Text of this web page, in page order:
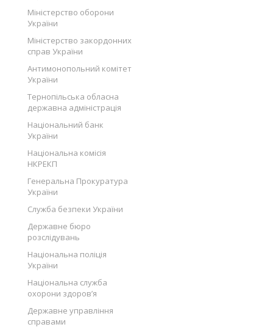
Міністерство оборони
України
Міністерство закордонних
справ України
Антимонопольний комітет
України
Тернопільська обласна
державна адміністрація
Національний банк
України
Національна комісія
НКРЕКП
Генеральна Прокуратура
України
Служба безпеки України
Державне бюро
розслідувань
Національна поліція
України
Національна служба
охорони здоров’я
Державне управління
справами